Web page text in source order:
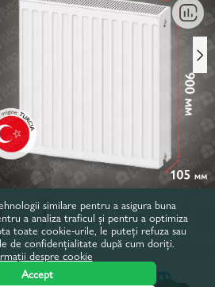
similare pentru a asigura buna
a analiza traficul și pentru a optimiza
toate cookie-urile, le puteți refuza sau
de confidențialitate după cum doriți.
despre cookie
Accept